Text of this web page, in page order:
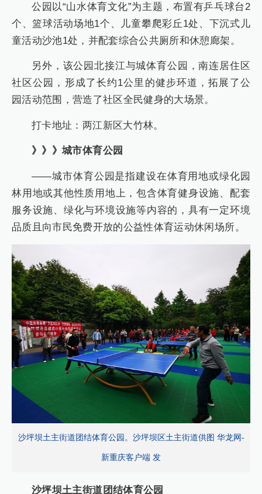
公园以“山水体育文化”为主题，布置有乒乓球台2
个、篮球活动场地1个、儿童攀爬彩丘1处、下沉式儿
童活动沙池1处，并配套综合公共厕所和休憩廊架。
另外，该公园北接江与城体育公园，南连居住区
社区公园，形成了长约1公里的健步环道，拓展了公
园活动范围，营造了社区全民健身的大场景。
打卡地址：两江新区大竹林。
》》》城市体育公园
——城市体育公园是指建设在体育用地或绿化园
林用地或其他性质用地上，包含体育健身设施、配套
服务设施、绿化与环境设施等内容的，具有一定环境
品质且向市民免费开放的公益性体育运动休闲场所。
沙坪坝土主街道团结体育公园。沙坪坝区土主街道供图 华龙网-
新重庆客户端 发
沙坪坝土主街道团结体育公园